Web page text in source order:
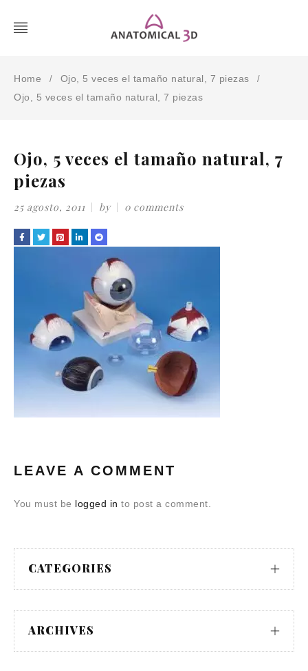
Home / Ojo, 5 veces el tamaño natural, 7 piezas /
Ojo, 5 veces el tamaño natural, 7 piezas
Ojo, 5 veces el tamaño natural, 7
piezas
25 agosto, 2011 by 0 comments
LEAVE A COMMENT
You must be logged in to post a comment.
CATEGORIES
ARCHIVES